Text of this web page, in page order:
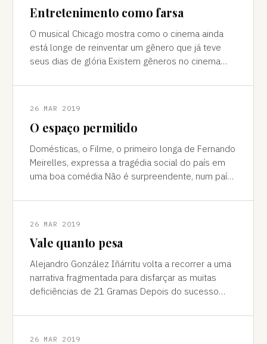
Entretenimento como farsa
O musical Chicago mostra como o cinema ainda
está longe de reinventar um gênero que já teve
seus dias de glória Existem gêneros no cinema
26 MAR 2019
O espaço permitido
Domésticas, o Filme, o primeiro longa de Fernando
Meirelles, expressa a tragédia social do país em
uma boa comédia Não é surpreendente, num país
26 MAR 2019
Vale quanto pesa
Alejandro González Iñárritu volta a recorrer a uma
narrativa fragmentada para disfarçar as muitas
deficiências de 21 Gramas Depois do sucesso
26 MAR 2019